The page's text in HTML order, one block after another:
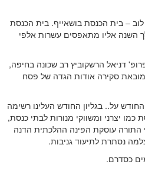
– בית הכנסת בושאייף. בית הכנסת
השנה אליו מתאפסים עשרות אלפי
דניאל הרשקוביץ רב שכונה בחיפה,
מובאת סקירה אודות הגדה של פסח
על.. בגליון החודש העלינו רשימה
יצרני ומשווקי מנורות לבתי כנסת,
התורה עוסקת הפינה ההלכתית הדנה
נסתרת לתיעוד גניבות.
כסדרם.